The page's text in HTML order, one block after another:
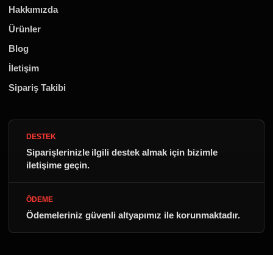
Hakkımızda
Ürünler
Blog
İletişim
Sipariş Takibi
DESTEK
Siparişlerinizle ilgili destek almak için bizimle
iletişime geçin.
ÖDEME
Ödemeleriniz güvenli altyapımız ile korunmaktadır.